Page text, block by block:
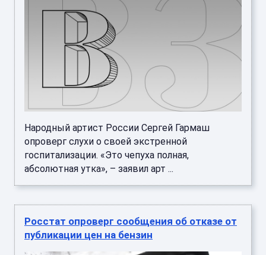
Народный артист России Сергей Гармаш
опроверг слухи о своей экстренной
госпитализации. «Это чепуха полная,
абсолютная утка», – заявил арт ...
Росстат опроверг сообщения об отказе от
публикации цен на бензин